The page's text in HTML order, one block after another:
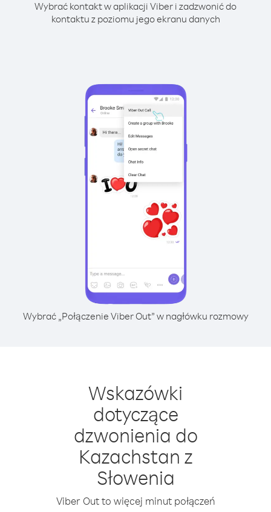
Wybrać kontakt w aplikacji Viber i zadzwonić do
kontaktu z poziomu jego ekranu danych
Wybrać „Połączenie Viber Out” w nagłówku rozmowy
Wskazówki
dotyczące
dzwonienia do
Kazachstan z
Słowenia
Viber Out to więcej minut połączeń